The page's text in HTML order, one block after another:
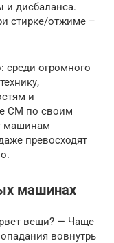
и дисбаланса.
стирке/отжиме –
среди огромного
и
СМ по своим
машинам
превосходят
машинах
вещи? — Чаще
вовнутрь